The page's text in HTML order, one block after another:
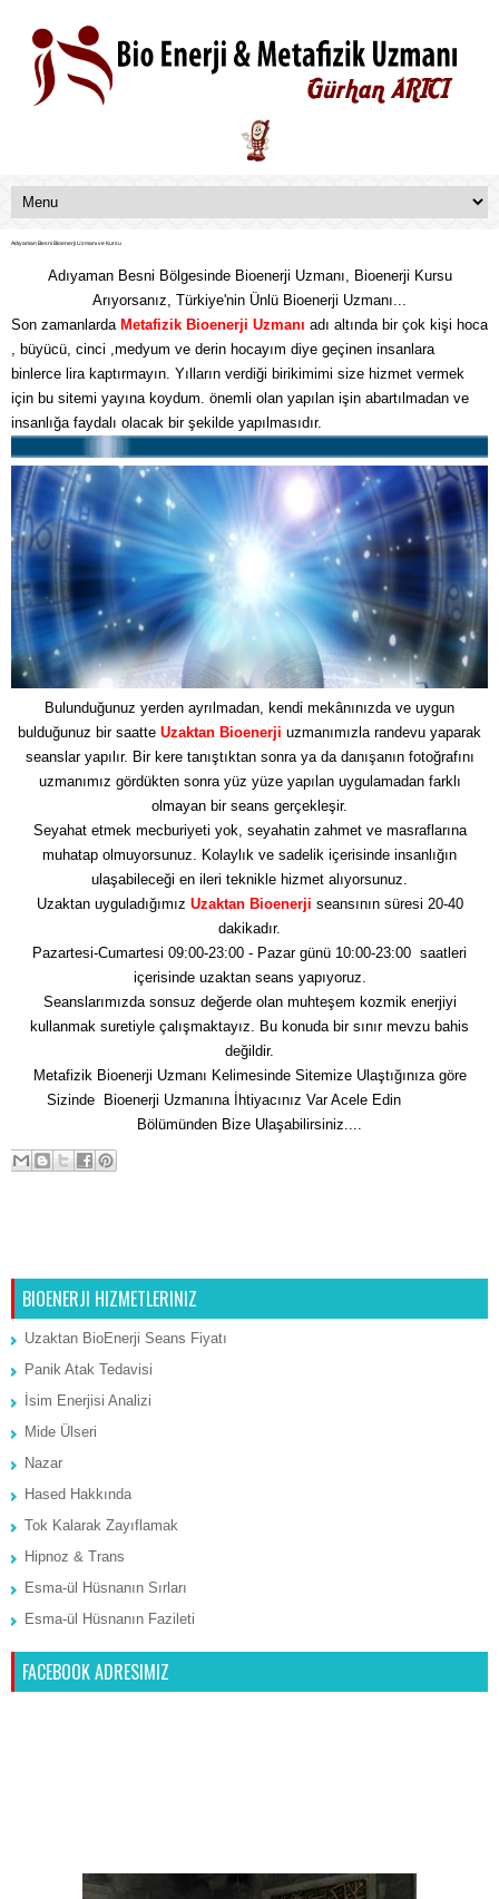
Adıyaman Besni Bioenerji Uzmanı ve Kursu
Adıyaman Besni Bölgesinde Bioenerji Uzmanı, Bioenerji Kursu
Arıyorsanız, Türkiye'nin Ünlü Bioenerji Uzmanı...
Son zamanlarda Metafizik Bioenerji Uzmanı adı altında bir çok kişi hoca
, büyücü, cinci ,medyum ve derin hocayım diye geçinen insanlara
binlerce lira kaptırmayın. Yılların verdiği birikimimi size hizmet vermek
için bu sitemi yayına koydum. önemli olan yapılan işin abartılmadan ve
insanlığa faydalı olacak bir şekilde yapılmasıdır.
Bulunduğunuz yerden ayrılmadan, kendi mekânınızda ve uygun
bulduğunuz bir saatte Uzaktan Bioenerji uzmanımızla randevu yaparak
seanslar yapılır. Bir kere tanıştıktan sonra ya da danışanın fotoğrafını
uzmanımız gördükten sonra yüz yüze yapılan uygulamadan farklı
olmayan bir seans gerçekleşir.
Seyahat etmek mecburiyeti yok, seyahatin zahmet ve masraflarına
muhatap olmuyorsunuz. Kolaylık ve sadelik içerisinde insanlığın
ulaşabileceği en ileri teknikle hizmet alıyorsunuz.
Uzaktan uyguladığımız Uzaktan Bioenerji seansının süresi 20-40
dakikadır.
Pazartesi-Cumartesi 09:00-23:00 - Pazar günü 10:00-23:00 saatleri
içerisinde uzaktan seans yapıyoruz.
Seanslarımızda sonsuz değerde olan muhteşem kozmik enerjiyi
kullanmak suretiyle çalışmaktayız. Bu konuda bir sınır mevzu bahis
değildir.
Metafizik Bioenerji Uzmanı Kelimesinde Sitemize Ulaştığınıza göre
Sizinde Bioenerji Uzmanına İhtiyacınız Var Acele Edin
Bölümünden Bize Ulaşabilirsiniz....
BIOENERJI HIZMETLERINIZ
Uzaktan BioEnerji Seans Fiyatı
Panik Atak Tedavisi
İsim Enerjisi Analizi
Mide Ülseri
Nazar
Hased Hakkında
Tok Kalarak Zayıflamak
Hipnoz & Trans
Esma-ül Hüsnanın Sırları
Esma-ül Hüsnanın Fazileti
FACEBOOK ADRESIMIZ